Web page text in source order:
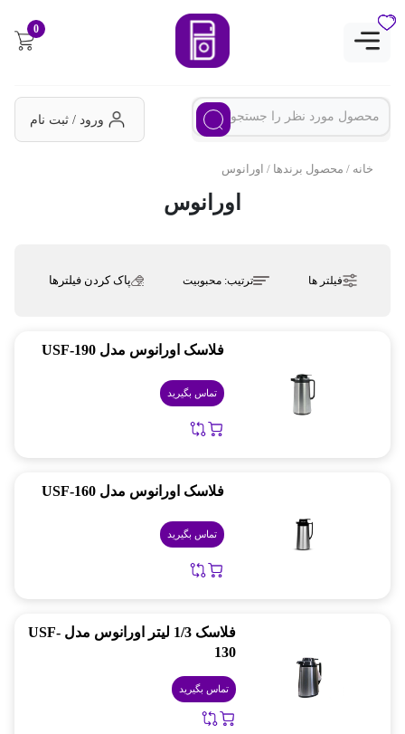
0
ورود / ثبت نام
خانه / محصول برندها / اورانوس
اورانوس
فیلتر ها ترتیب:محبوبیت پاک کردن فیلترها
فلاسک اورانوس مدل USF-190
تماس بگیرید
فلاسک اورانوس مدل USF-160
تماس بگیرید
فلاسک 1/3 لیتر اورانوس مدل USF-
130
تماس بگیرید